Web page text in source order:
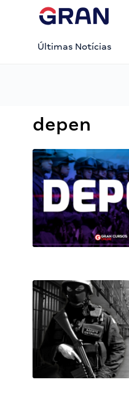
Últimas Notícias
depen